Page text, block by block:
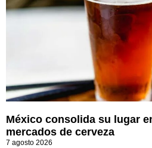
México consolida su lugar
mercados de cerveza
7 agosto 2026